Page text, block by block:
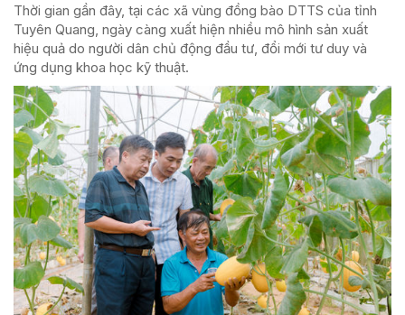
Thời gian gần đây, tại các xã vùng đồng bào DTTS của tỉnh
Tuyên Quang, ngày càng xuất hiện nhiều mô hình sản xuất
hiệu quả do người dân chủ động đầu tư, đổi mới tư duy và
ứng dụng khoa học kỹ thuật.